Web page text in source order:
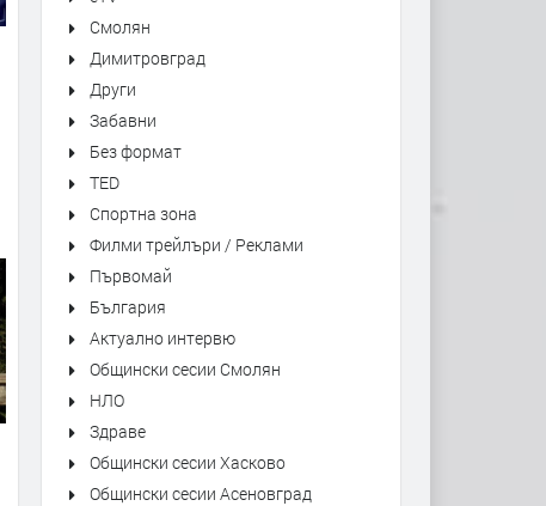
Смолян
Димитровград
Други
Забавни
Без формат
TED
Спортна зона
Филми трейлъри / Реклами
Първомай
България
Актуално интервю
Общински сесии Смолян
НЛО
Здраве
Общински сесии Хасково
Общински сесии Асеновград